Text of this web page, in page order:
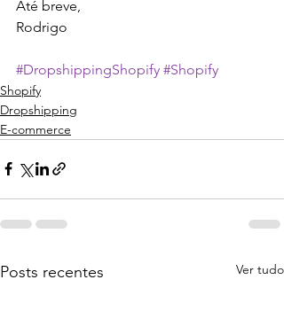
Até breve,
Rodrigo
#DropshippingShopify #Shopify
Shopify
Dropshipping
E-commerce
Posts recentes Ver tudo